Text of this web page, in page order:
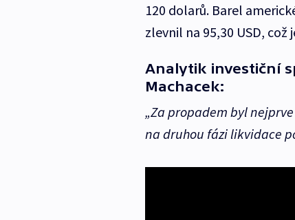
120 dolarů. Barel
zlevnil na 95,30 USD,
Analytik investiční
Machacek:
„Za propadem byl
na druhou fázi likvidace